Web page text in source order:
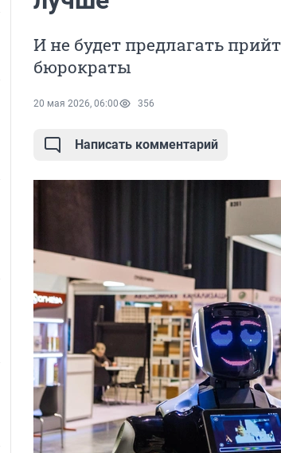
И не будет предлагать
бюрократы
20 мая 2026, 06:00 356
Написать комментарий